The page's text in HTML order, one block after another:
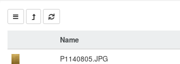
Name
P1140805.JPG